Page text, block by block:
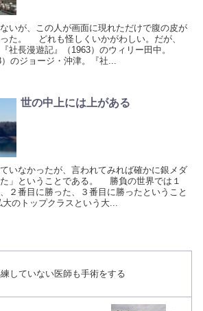
いが、この人が画面に現れただけで腹の皮が
た。 どれも怪しくいかがわしい。だが、
社長漫遊記』（1963）のウィリー田中。
）のジョージ・沖津。『社...
世の中上には上がある
いなかったが、言われてみれば確かに銀メダ
」ということである。 勝負の世界では１
２番目に勝った、３番目に勝ったということ
のトップクラスという大...
していない医師も手術をする